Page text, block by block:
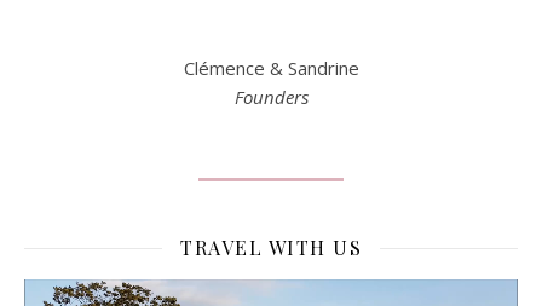
Clémence & Sandrine
Founders
TRAVEL WITH US
Lecteur